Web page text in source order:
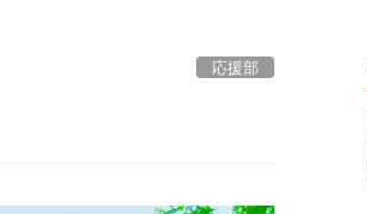
応援部